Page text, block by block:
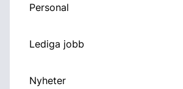
Personal
Lediga jobb
Nyheter